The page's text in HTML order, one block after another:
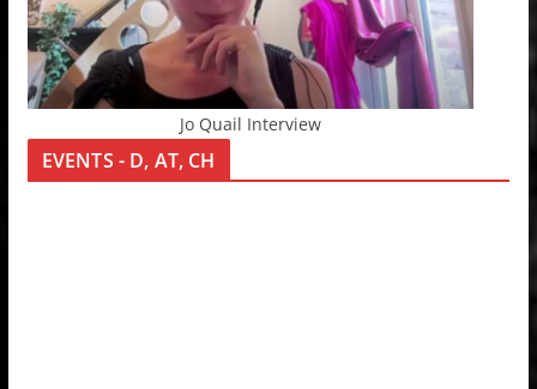
Jo Quail Interview
EVENTS - D, AT, CH